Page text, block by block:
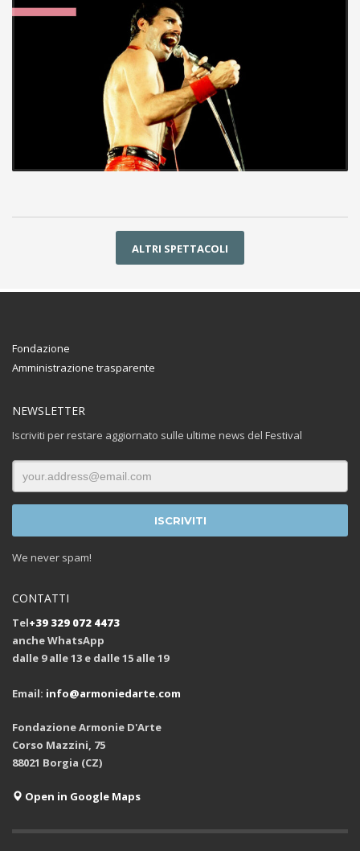
ALTRI SPETTACOLI
Fondazione
Amministrazione trasparente
NEWSLETTER
Iscriviti per restare aggiornato sulle ultime news del Festival
We never spam!
CONTATTI
Tel+39 329 072 4473
anche WhatsApp
dalle 9 alle 13 e dalle 15 alle 19
Email: info@armoniedarte.com
Fondazione Armonie D'Arte
Corso Mazzini, 75
88021 Borgia (CZ)
Open in Google Maps